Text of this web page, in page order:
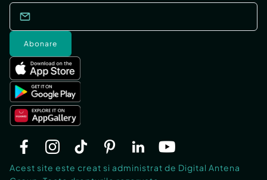
Abonare
Acest site este creat si administrat de Digital Antena